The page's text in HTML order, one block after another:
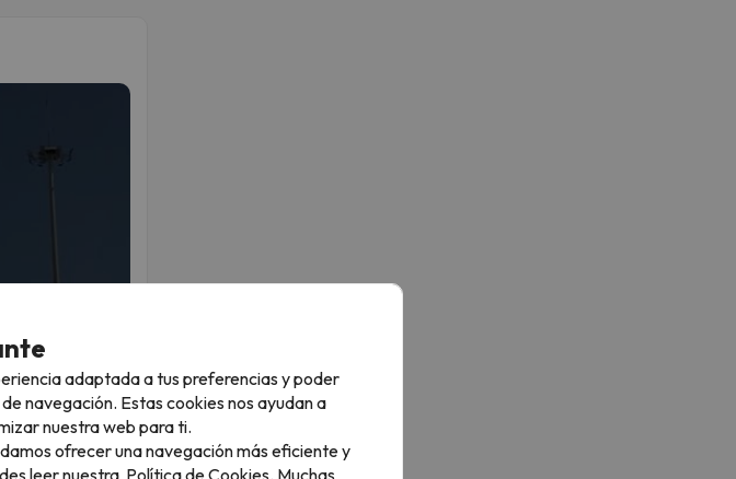
adaptada a tus preferencias y poder
navegación. Estas cookies nos ayudan a
nuestra web para ti.
ofrecer una navegación más eficiente y
leer nuestra Política de Cookies. Muchas